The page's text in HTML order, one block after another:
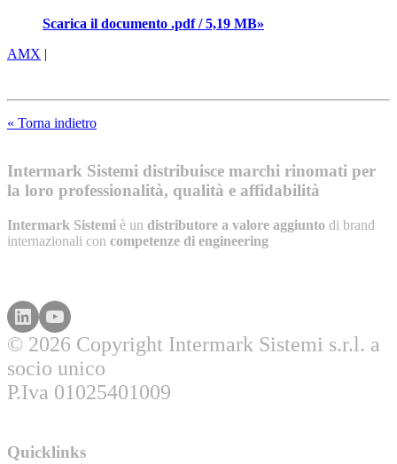
Scarica il documento .pdf / 5,19 MB»
AMX |
« Torna indietro
Intermark Sistemi distribuisce marchi rinomati per
la loro professionalità, qualità e affidabilità
Intermark Sistemi è un distributore a valore aggiunto di brand
internazionali con competenze di engineering
© 2026 Copyright Intermark Sistemi s.r.l. a
socio unico
P.Iva 01025401009
Quicklinks